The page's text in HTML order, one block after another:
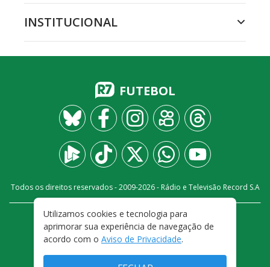
INSTITUCIONAL
FUTEBOL
Todos os direitos reservados - 2009-2026- Rádio e Televisão Record S.A
FALE CONOSCO
PRIVACIDADE
TERMOS E CONDIÇÕES DE USO
Utilizamos cookies e tecnologia para
aprimorar sua experiência de navegação de
acordo com o Aviso de Privacidade.